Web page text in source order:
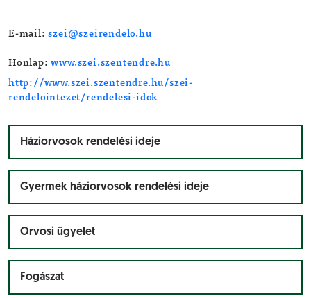
E-mail: szei@szeirendelo.hu
Honlap: www.szei.szentendre.hu
http://www.szei.szentendre.hu/szei-
rendelointezet/rendelesi-idok
Háziorvosok rendelési ideje
Gyermek háziorvosok rendelési ideje
Orvosi ügyelet
Fogászat